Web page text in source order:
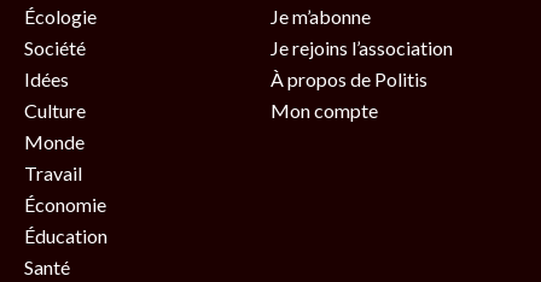
Écologie
Société
Idées
Culture
Monde
Travail
Économie
Éducation
Santé
Je m’abonne
Je rejoins l’association
À propos de Politis
Mon compte